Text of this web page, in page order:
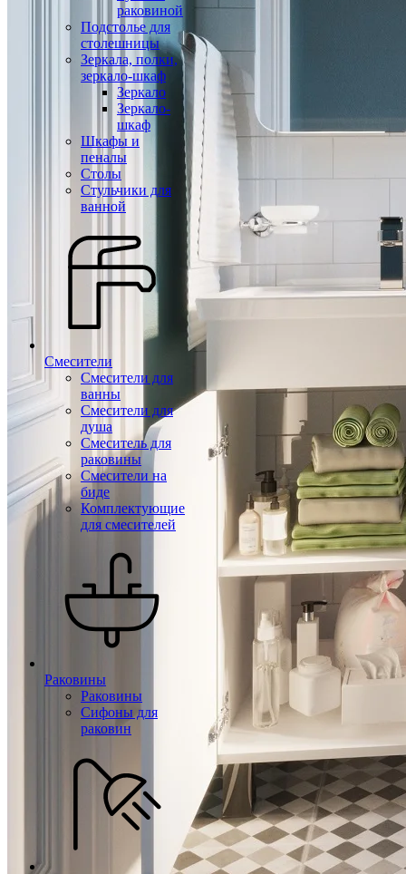
раковиной
Подстолье для
столешницы
Зеркала, полки,
зеркало-шкаф
Зеркало
Зеркало-
шкаф
Шкафы и
пеналы
Столы
Стульчики для
ванной
Смесители
Смесители для
ванны
Смесители для
душа
Смеситель для
раковины
Смесители на
биде
Комплектующие
для смесителей
Раковины
Раковины
Сифоны для
раковин